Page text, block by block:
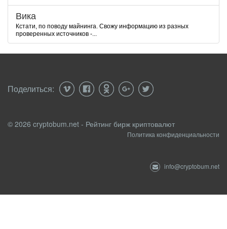
Вика
Кстати, по поводу майнинга. Свожу информацию из разных
проверенных источников -...
Поделиться:
© 2026 cryptobum.net - Рейтинг бирж криптовалют
Политика конфиденциальности
info@cryptobum.net